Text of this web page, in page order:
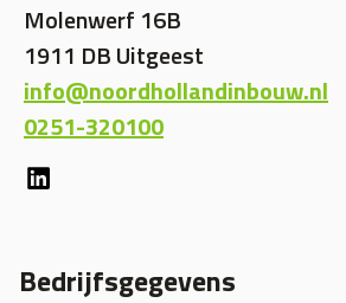
Molenwerf 16B
1911 DB Uitgeest
info@noordhollandinbouw.nl
0251-320100
Bedrijfsgegevens